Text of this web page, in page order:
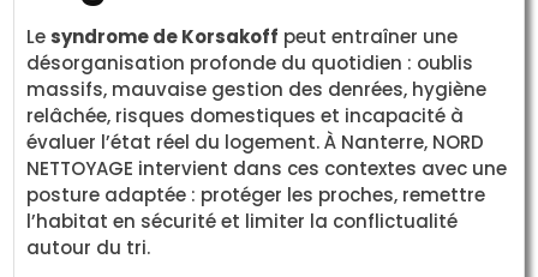
Le syndrome de Korsakoff peut entraîner une
désorganisation profonde du quotidien : oublis
massifs, mauvaise gestion des denrées, hygiène
relâchée, risques domestiques et incapacité à
évaluer l’état réel du logement. À Nanterre, NORD
NETTOYAGE intervient dans ces contextes avec une
posture adaptée : protéger les proches, remettre
l’habitat en sécurité et limiter la conflictualité
autour du tri.